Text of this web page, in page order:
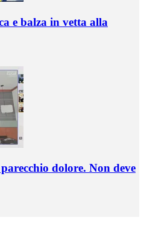
e balza in vetta alla
dolore. Non deve